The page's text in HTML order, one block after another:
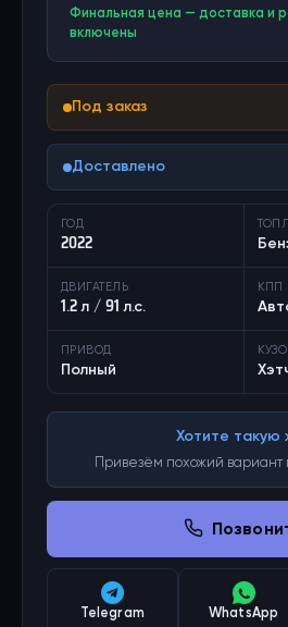
Финальная цена — доставка и
включены
Под заказ
Доставлено
ГОД
2022
ДВИГАТЕЛЬ
1.2 л / 91 л.с.
КПП
ПРИВОД
Полный
Хотите такую
Привезём похожий
Telegram WhatsApp